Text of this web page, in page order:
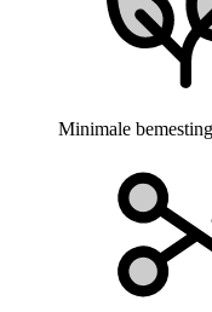
Minimale